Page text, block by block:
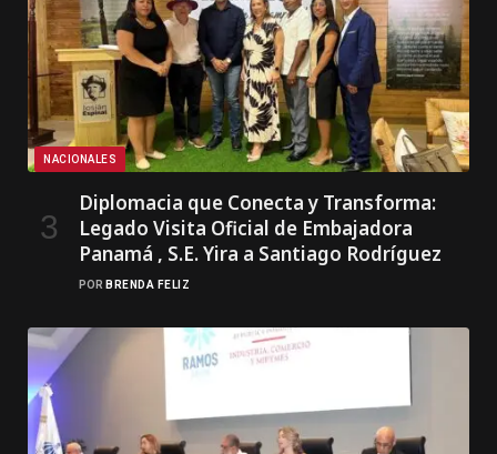
NACIONALES
Diplomacia que Conecta y Transforma:
Legado Visita Oficial de Embajadora
Panamá , S.E. Yira a Santiago Rodríguez
POR BRENDA FELIZ